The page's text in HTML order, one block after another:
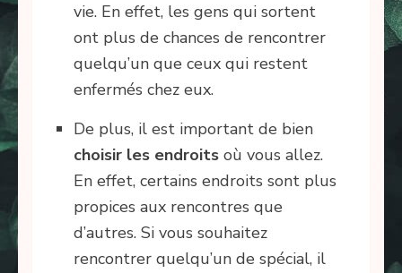
vie. En effet, les gens qui sortent
ont plus de chances de rencontrer
quelqu’un que ceux qui restent
enfermés chez eux.
De plus, il est important de bien
choisir les endroits où vous allez.
En effet, certains endroits sont plus
propices aux rencontres que
d’autres. Si vous souhaitez
rencontrer quelqu’un de spécial, il